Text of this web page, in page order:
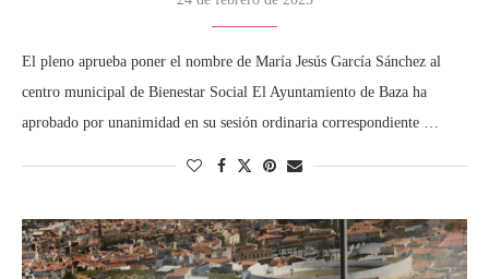
El pleno aprueba poner el nombre de María Jesús García Sánchez al
centro municipal de Bienestar Social El Ayuntamiento de Baza ha
aprobado por unanimidad en su sesión ordinaria correspondiente …